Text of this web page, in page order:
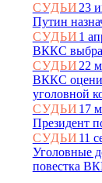
СУДЬИ23
Путин
СУДЬИ 1
ВККС
СУДЬИ22
ВККС
уголовной
СУДЬИ 17
Президент
СУДЬИ 11
Уголовные
повестка